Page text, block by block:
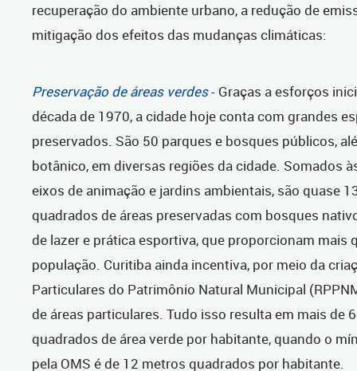
recuperação do ambiente urbano, a redução de
mitigação dos efeitos das mudanças climáticas:
Preservação de áreas verdes- Graças a esforços
década de 1970, a cidade hoje conta com grandes
preservados. São 50 parques e bosques públicos,
botânico, em diversas regiões da cidade. Somados
eixos de animação e jardins ambientais, são quase
quadrados de áreas preservadas com bosques
de lazer e prática esportiva, que proporcionam mais
população. Curitiba ainda incentiva, por meio da
Particulares do Patrimônio Natural Municipal
de áreas particulares. Tudo isso resulta em mais de
quadrados de área verde por habitante, quando o
pela OMS é de 12 metros quadrados por habitante.